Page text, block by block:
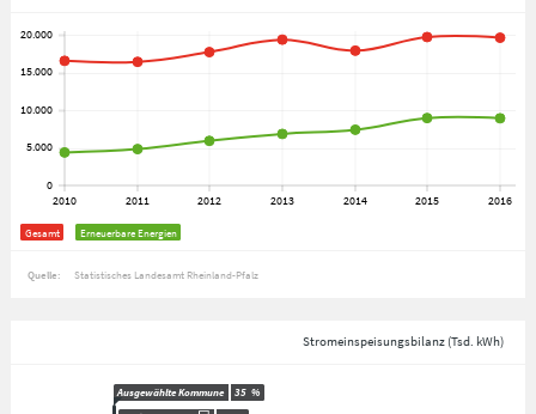
Gesamt Erneuerbare Energien
Quelle: Statistisches Landesamt Rheinland-Pfalz
Stromeinspeisungsbilanz (Tsd. kWh)
Ausgewählte Kommune 35 %